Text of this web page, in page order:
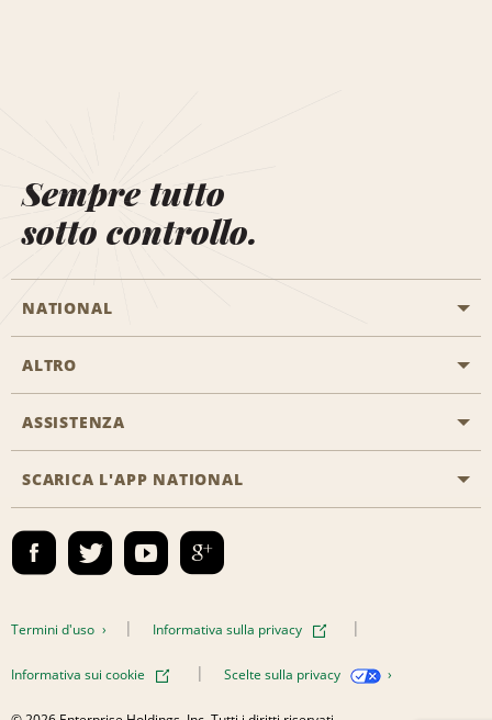
Sempre tutto
sotto controllo.
NATIONAL
Inizia una prenotazione
Programmi business
Emerald Club Accedi
ALTRO
Offerte di lavoro
ASSISTENZA
Accessibilità
Contatti
SCARICA L'APP NATIONAL
Termini d'uso Informativa sulla privacy
Informativa sui cookie Scelte sulla privacy